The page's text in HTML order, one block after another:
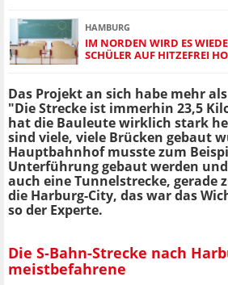
HAMBURG
IM NORDEN WIRD ES
CHÜLER AUF HITZEFREI
Das Projekt an sich habe mehr
"Die Strecke ist immerhin 23,5
hat die Bauleute wirklich stark
sind viele, viele Brücken gebaut
Hauptbahnhof musste zum
Unterführung gebaut werden
auch eine Tunnelstrecke, gerade
die Harburg-City, das war das
so der Experte.
Die S-Bahn-Strecke nach
meistbefahrene